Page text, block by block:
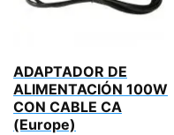
ADAPTADOR DE
ALIMENTACIÓN 100W
CON CABLE CA
(Europe)